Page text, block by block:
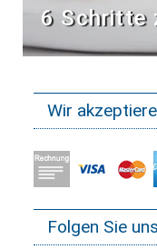
6 Schritte
Wir
Folgen Sie